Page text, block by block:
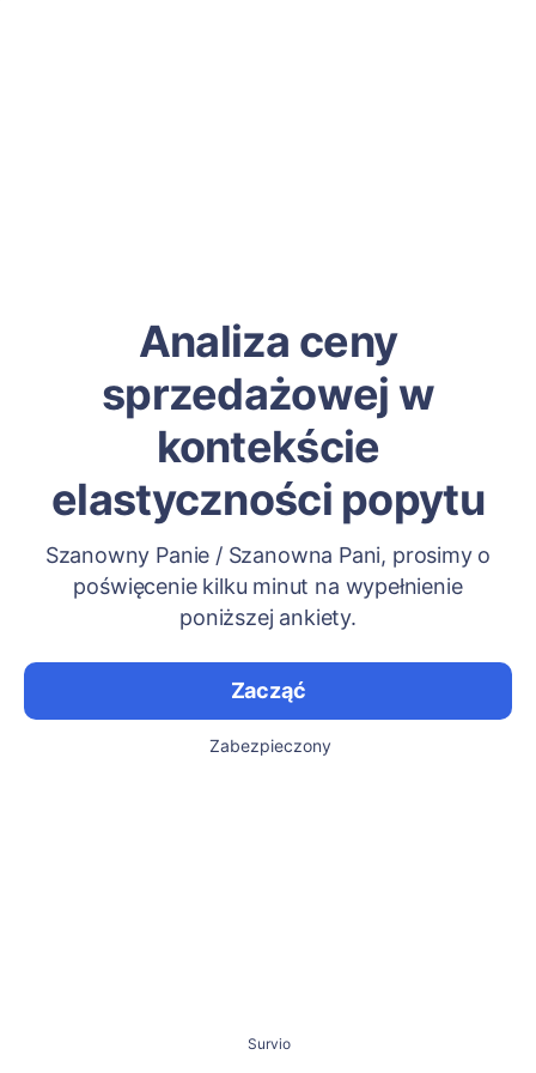
Analiza ceny
sprzedażowej w
kontekście
elastyczności popytu
Szanowny Panie / Szanowna Pani, prosimy o
poświęcenie kilku minut na wypełnienie
poniższej ankiety.
Zacząć
Zabezpieczony
Survio